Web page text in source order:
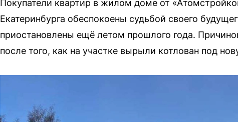
Покупатели квартир в жилом доме от
Екатеринбурга обеспокоены судьбой своего
приостановлены ещё летом прошлого года.
после того, как на участке вырыли котлован под